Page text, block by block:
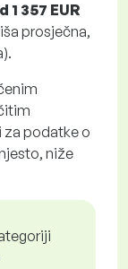
1 357 EUR
prosječna,
za podatke o
niže